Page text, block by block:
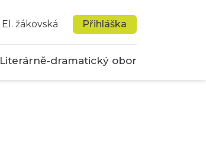
El. žákovská Přihláška
Literárně-dramatický obor